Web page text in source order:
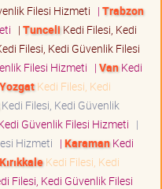
Filesi Hizmeti | Trabzon
| Tunceli Kedi Filesi, Kedi
Filesi, Kedi Güvenlik Filesi
Filesi Hizmeti | VanKedi
YozgatKedi Filesi, Kedi
Kedi Filesi, Kedi Güvenlik
Güvenlik Filesi Hizmeti |
Hizmeti | KaramanKedi
KırıkkaleKedi Filesi, Kedi
Filesi, Kedi Güvenlik Filesi